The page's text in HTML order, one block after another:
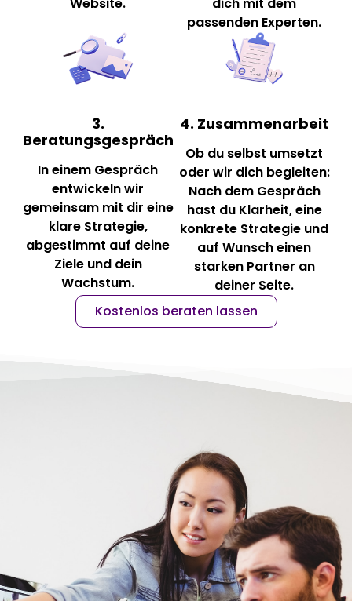
Website.
dich mit dem
passenden Experten.
3.
Beratungsgespräch
In einem Gespräch
entwickeln wir
gemeinsam mit dir eine
klare Strategie,
abgestimmt auf deine
Ziele und dein
Wachstum.
4. Zusammenarbeit
Ob du selbst umsetzt
oder wir dich begleiten:
Nach dem Gespräch
hast du Klarheit, eine
konkrete Strategie und
auf Wunsch einen
starken Partner an
deiner Seite.
Kostenlos beraten lassen